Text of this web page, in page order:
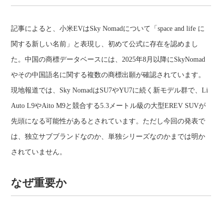
記事によると、小米EVはSky Nomadについて「space and life に
関する新しい名前」と表現し、初めて公式に存在を認めまし
た。中国の商標データベースには、2025年8月以降にSkyNomad
やその中国語名に関する複数の商標出願が確認されています。
現地報道では、Sky NomadはSU7やYU7に続く新モデル群で、Li
Auto L9やAito M9と競合する5.3メートル級の大型EREV SUVが
先頭になる可能性があるとされています。ただし今回の発表で
は、独立サブブランドなのか、単独シリーズなのかまでは明か
されていません。
なぜ重要か